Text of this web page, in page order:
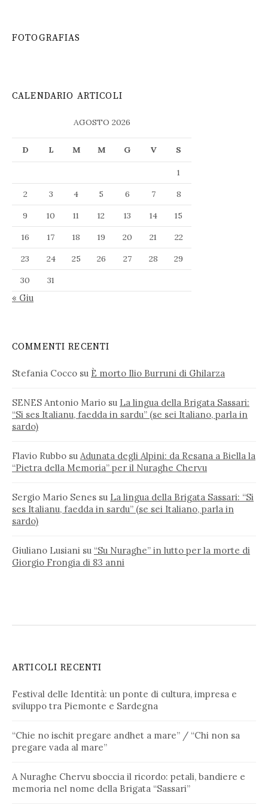
FOTOGRAFIAS
CALENDARIO ARTICOLI
AGOSTO 2026
D L M M G V S
1
2
3 4 5 6 7
8
9
10 11 12 13 14
15
16
17 18 19 20 21
22
23
24 25 26 27 28
29
30
31
« Giu
COMMENTI RECENTI
Stefania Cocco su È morto Ilio Burruni di Ghilarza
SENES Antonio Mario su La lingua della Brigata Sassari:
“Si ses Italianu, faedda in sardu” (se sei Italiano, parla in
sardo)
Flavio Rubbo su Adunata degli Alpini: da Resana a Biella la
“Pietra della Memoria” per il Nuraghe Chervu
Sergio Mario Senes su La lingua della Brigata Sassari: “Si
ses Italianu, faedda in sardu” (se sei Italiano, parla in
sardo)
Giuliano Lusiani su “Su Nuraghe” in lutto per la morte di
Giorgio Frongia di 83 anni
ARTICOLI RECENTI
Festival delle Identità: un ponte di cultura, impresa e
sviluppo tra Piemonte e Sardegna
“Chie no ischit pregare andhet a mare” / “Chi non sa
pregare vada al mare”
A Nuraghe Chervu sboccia il ricordo: petali, bandiere e
memoria nel nome della Brigata “Sassari”